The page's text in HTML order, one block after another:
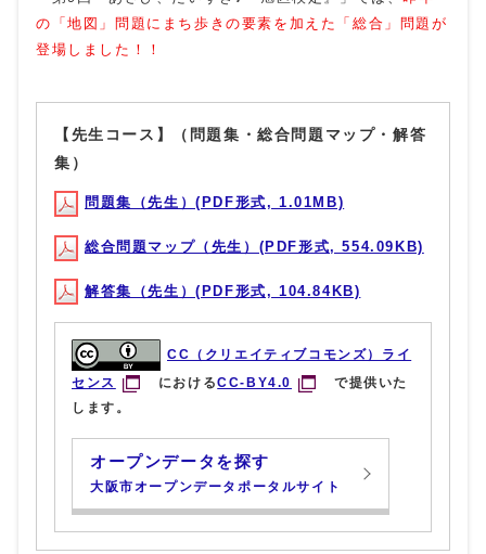
の「地図」問題にまち歩きの要素を加えた「総合」問題が
登場しました！！
【先生コース】（問題集・総合問題マップ・解答
集）
問題集（先生）(PDF形式, 1.01MB)
総合問題マップ（先生）(PDF形式, 554.09KB)
解答集（先生）(PDF形式, 104.84KB)
CC（クリエイティブコモンズ）ライ
センス
におけるCC-BY4.0
で提供いた
します。
オープンデータを探す
大阪市オープンデータポータルサイト